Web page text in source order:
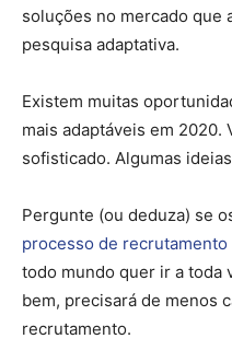
soluções no mercado que
pesquisa adaptativa.
Existem muitas
mais adaptáveis ​​em 2020.
sofisticado. Algumas
Pergunte (ou deduza) se
processo de recrutamento
todo mundo quer ir a toda
bem, precisará de menos
recrutamento.